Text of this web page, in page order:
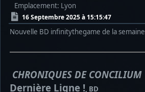
Emplacement: Lyon
16 Septembre 2025 à 15:15:47
Nouvelle BD infinitythegame de la semaine
CHRONIQUES DE CONCILIUM
Dernière Ligne !, BD